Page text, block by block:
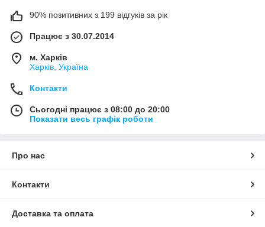
90% позитивних з 199 відгуків за рік
Працює з 30.07.2014
м. Харків
Харків, Україна
Контакти
Сьогодні працює з 08:00 до 20:00
Показати весь графік роботи
Про нас
Контакти
Доставка та оплата